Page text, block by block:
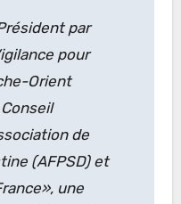
par
pour
Orient
de
(AFPSD) et
une